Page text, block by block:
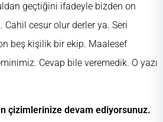
geçtiğini ifadeyle bizden on
cesur olur derler ya. Seri
beş kişilik bir ekip. Maalesef
Cevap bile veremedik. O yazı
çizimlerinize devam ediyorsunuz.